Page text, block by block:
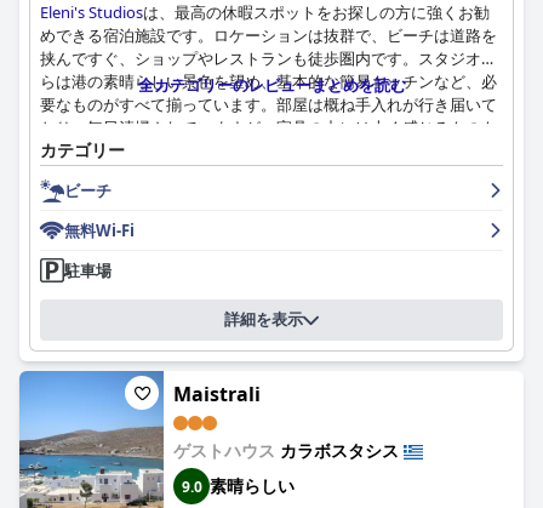
Eleni's Studiosは、最高の休暇スポットをお探しの方に強くお勧
めできる宿泊施設です。ロケーションは抜群で、ビーチは道路を
挟んですぐ、ショップやレストランも徒歩圏内です。スタジオか
らは港の素晴らしい景色を望め、基本的な簡易キッチンなど、必
要なものがすべて揃っています。部屋は概ね手入れが行き届いて
おり、毎日清掃されていますが、家具の中には古く感じるものも
あります。スタッフはフレンドリーで親切で、SusyとSilvanaの役
に立つ対応には特に感謝します。Wi-Fiは時に弱くなることがあり
ますが、インターネット接続があることはありがたいです。ビー
チは手付かずの状態で、わずか数メートルの距離にあるため、リ
ラックスしたい方には最適です。ベッドは快適ですが、寝心地が
悪いと感じる人もおり、部屋の防音性は改善の余地があります。
全体として、
供していますが、特定の分野では改善の余地があります。
全カテゴリーのレビューまとめを読む
カテゴリー
ビーチ
無料Wi-Fi
駐車場
詳細を表示
Maistrali
ゲストハウス カラボスタシス
9.0 素晴らしい